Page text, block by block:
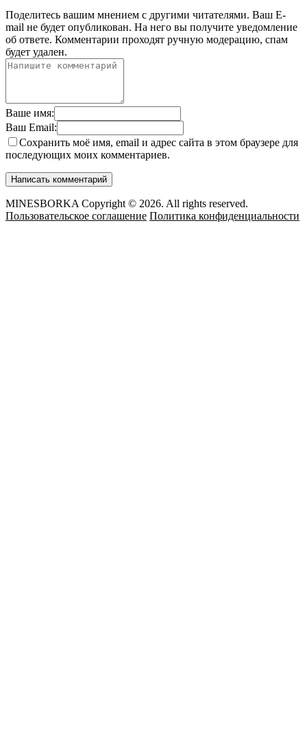
Поделитесь вашим мнением с другими читателями. Ваш E-
mail не будет опубликован. На него вы получите уведомление
об ответе. Комментарии проходят ручную модерацию, спам
будет удален.
Ваше имя:
Ваш Email:
Сохранить моё имя, email и адрес сайта в этом браузере для
последующих моих комментариев.
MINESBORKA Copyright © 2026. All rights reserved.
Пользовательское соглашение Политика конфиденциальности